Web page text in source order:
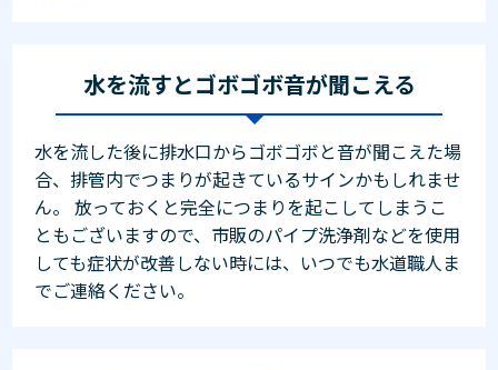
水を流すとゴボゴボ音が聞こえる
水を流した後に排水口からゴボゴボと音が聞こえた場
合、排管内でつまりが起きているサインかもしれませ
ん。 放っておくと完全につまりを起こしてしまうこ
ともございますので、市販のパイプ洗浄剤などを使用
しても症状が改善しない時には、いつでも水道職人ま
でご連絡ください。